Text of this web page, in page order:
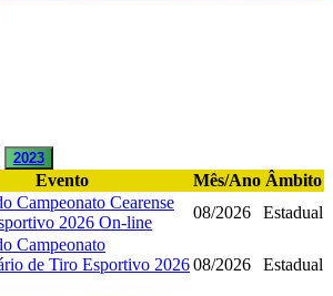
2023
Evento Mês/Ano Âmbito
Campeonato Cearense
2026 On-line
08/2026 Estadual
Campeonato
de Tiro Esportivo 202608/2026 Estadual